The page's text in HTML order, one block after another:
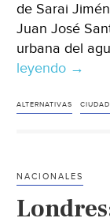
de Sarai
Juan José
urbana del
leyendo
la
→
ALTERNATIVAS
NACIONALES